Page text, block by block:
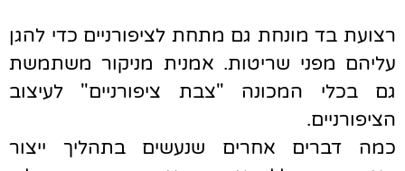
רצועת בד מונחת גם מתחת לציפורניים כדי להגן
עליהם מפני שריטות. אמנית מניקור משתמשת
גם בכלי המכונה "צבת ציפורניים" לעיצוב
הציפורניים.
כמה דברים אחרים שנעשים בתהליך ייצור